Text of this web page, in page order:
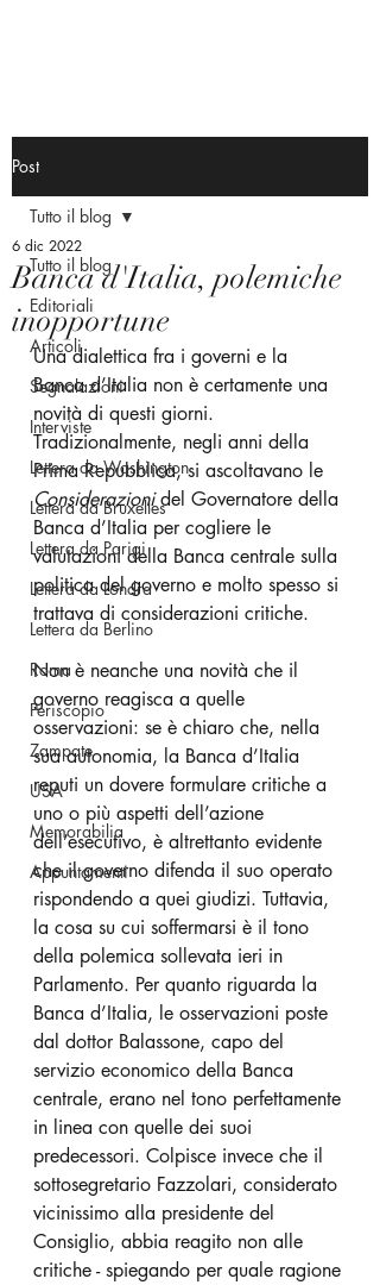
Post
Tutto il blog
Editoriali
Articoli
Segnalazioni
Interviste
Lettera da Washington
Lettera da Bruxelles
Lettera da Parigi
Lettera da Londra
Lettera da Berlino
Roma
Periscopio
Zampate
USA
Memorabilia
Appuntamenti
Tutto il blog
Banca d'Italia, polemiche
inopportune
6 dic 2022
Una dialettica fra i governi e la
Banca d’Italia non è certamente una
novità di questi giorni.
Tradizionalmente, negli anni della
Prima Repubblica, si ascoltavano le
Considerazioni del Governatore della
Banca d’Italia per cogliere le
valutazioni della Banca centrale sulla
politica del governo e molto spesso si
trattava di considerazioni critiche.
Non è neanche una novità che il
governo reagisca a quelle
osservazioni: se è chiaro che, nella
sua autonomia, la Banca d’Italia
reputi un dovere formulare critiche a
uno o più aspetti dell’azione
dell’esecutivo, è altrettanto evidente
che il governo difenda il suo operato
rispondendo a quei giudizi. Tuttavia,
la cosa su cui soffermarsi è il tono
della polemica sollevata ieri in
Parlamento. Per quanto riguarda la
Banca d’Italia, le osservazioni poste
dal dottor Balassone, capo del
servizio economico della Banca
centrale, erano nel tono perfettamente
in linea con quelle dei suoi
predecessori. Colpisce invece che il
sottosegretario Fazzolari, considerato
vicinissimo alla presidente del
Consiglio, abbia reagito non alle
critiche - spiegando per quale ragione